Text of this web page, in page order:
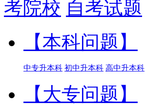
考院校 自考试题
【本科问题】
中专升本科 初中升本科 高中升本科
【大专问题】